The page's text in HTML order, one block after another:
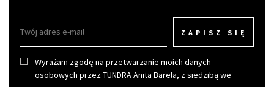
ZAPISZ SIĘ
Wyrażam zgodę na przetwarzanie moich danych
osobowych przez TUNDRA Anita Bareła, z siedzibą we